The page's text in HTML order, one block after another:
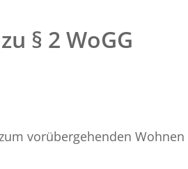
§ 2 WoGG
vorübergehenden